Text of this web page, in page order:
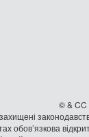
© & CC
обов’язкова